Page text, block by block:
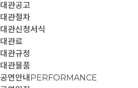
대관공고
대관절차
대관신청서식
대관료
대관규정
대관물품
공연안내 PERFORMANCE